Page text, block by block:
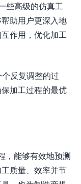
些高级的仿真工
助用户更深入地
作用，优化加工
反复调整的过
加工过程的最优
，能够有效地预测
质量、效率并节